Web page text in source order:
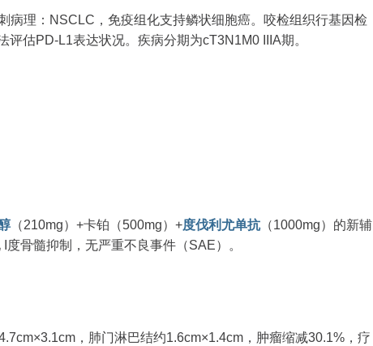
病理：NSCLC，免疫组化支持鳞状细胞癌。咬检组织行基因检
评估PD-L1表达状况。疾病分期为cT3N1M0 IIIA期。
（210mg）+卡铂（500mg）+度伐利尤单抗（1000mg）的新辅
骨髓抑制，无严重不良事件（SAE）。
，肺门淋巴结约1.6cm×1.4cm，肿瘤缩减30.1%，疗